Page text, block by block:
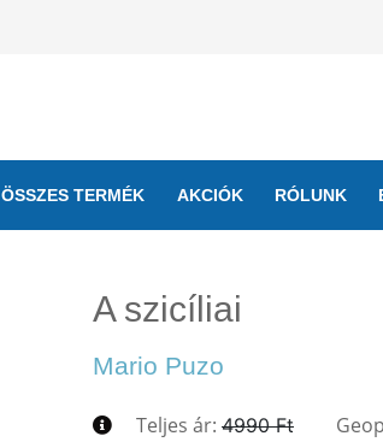
ÖSSZES TERMÉK AKCIÓK RÓLUNK
A szicíliai
Mario Puzo
Teljes ár: 4990 Ft